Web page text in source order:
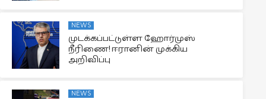
NEWS
முடக்கப்பட்டுள்ள ஹோர்முஸ்
நீரிணை! ஈரானின் முக்கிய
அறிவிப்பு
NEWS